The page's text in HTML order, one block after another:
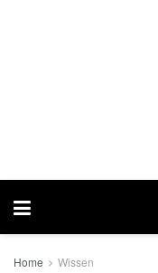
Home Wissen